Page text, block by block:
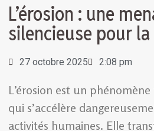
L’érosion : une
silencieuse pour la
27 octobre 2025 2:08 pm
L’érosion est un
qui s’accélère
activités humaines. Elle